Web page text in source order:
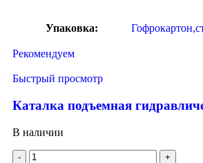
Упаковка:
Рекомендуем
Быстрый просмотр
Каталка подъемная
В наличии